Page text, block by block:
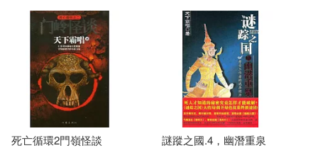
死亡循環2門嶺怪談
謎蹤之國.4，幽潛重泉